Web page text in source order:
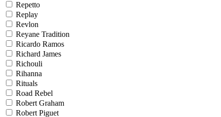
Repetto
Replay
Revlon
Reyane Tradition
Ricardo Ramos
Richard James
Richouli
Rihanna
Rituals
Road Rebel
Robert Graham
Robert Piguet